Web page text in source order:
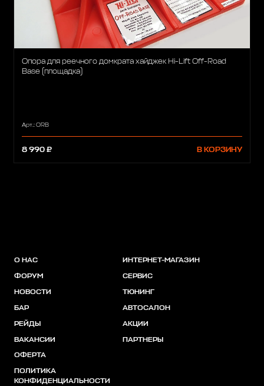
Опора для реечного домкрата хайджек Hi-Lift Off-Road
Base (площадка)
Арт.: ORB
8 990 ₽ В КОРЗИНУ
О НАС
ФОРУМ
НОВОСТИ
БАР
РЕЙДЫ
ВАКАНСИИ
ОФЕРТА
ПОЛИТИКА
КОНФИДЕНЦИАЛЬНОСТИ
ИНТЕРНЕТ-МАГАЗИН
СЕРВИС
ТЮНИНГ
АВТОСАЛОН
АКЦИИ
ПАРТНЕРЫ